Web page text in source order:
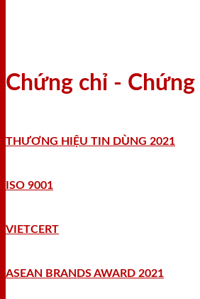
Chứng chỉ - Chứng
THƯƠNG HIỆU TIN DÙNG 2021
ISO 9001
VIETCERT
ASEAN BRANDS AWARD 2021